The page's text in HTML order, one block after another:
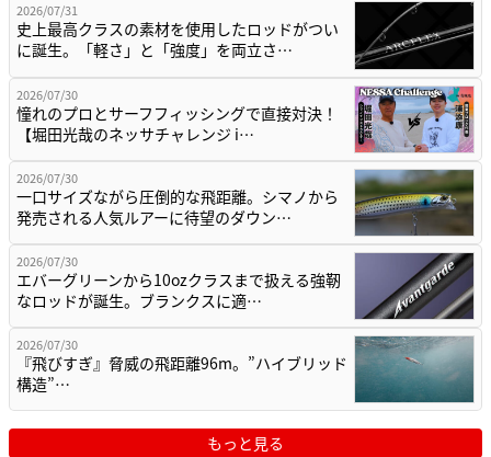
2026/07/31
史上最高クラスの素材を使用したロッドがつい
に誕生。「軽さ」と「強度」を両立さ…
2026/07/30
憧れのプロとサーフフィッシングで直接対決！
【堀田光哉のネッサチャレンジ i…
2026/07/30
一口サイズながら圧倒的な飛距離。シマノから
発売される人気ルアーに待望のダウン…
2026/07/30
エバーグリーンから10ozクラスまで扱える強靭
なロッドが誕生。ブランクスに適…
2026/07/30
『飛びすぎ』脅威の飛距離96m。”ハイブリッド
構造”…
もっと見る